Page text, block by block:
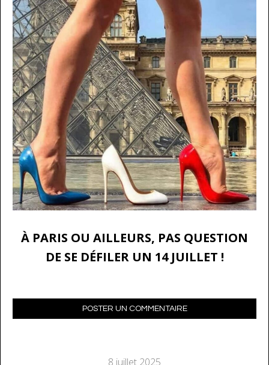
À PARIS OU AILLEURS, PAS QUESTION
DE SE DÉFILER UN 14 JUILLET !
POSTER UN COMMENTAIRE
8 juillet 2025